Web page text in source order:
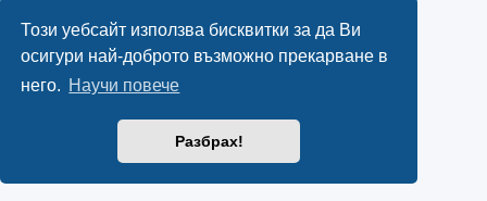
Този уебсайт използва бисквитки за да Ви
осигури най-доброто възможно прекарване в
него. Научи повече
Разбрах!